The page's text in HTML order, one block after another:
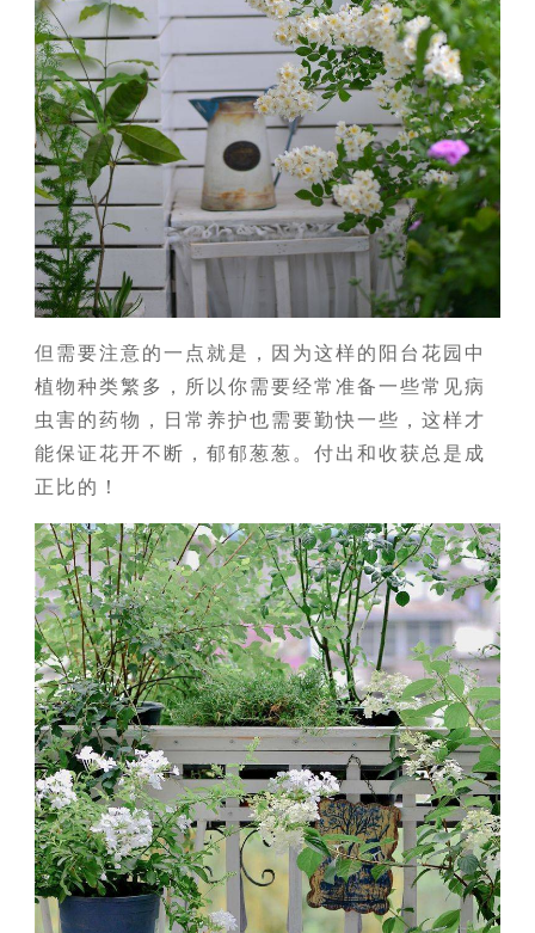
但需要注意的一点就是，因为这样的阳台花园中
植物种类繁多，所以你需要经常准备一些常见病
虫害的药物，日常养护也需要勤快一些，这样才
能保证花开不断，郁郁葱葱。付出和收获总是成
正比的！